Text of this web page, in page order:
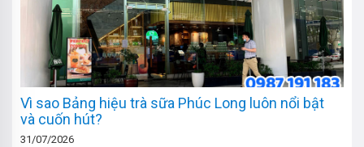
Vì sao Bảng hiệu trà sữa Phúc Long luôn nổi bật
và cuốn hút?
31/07/2026